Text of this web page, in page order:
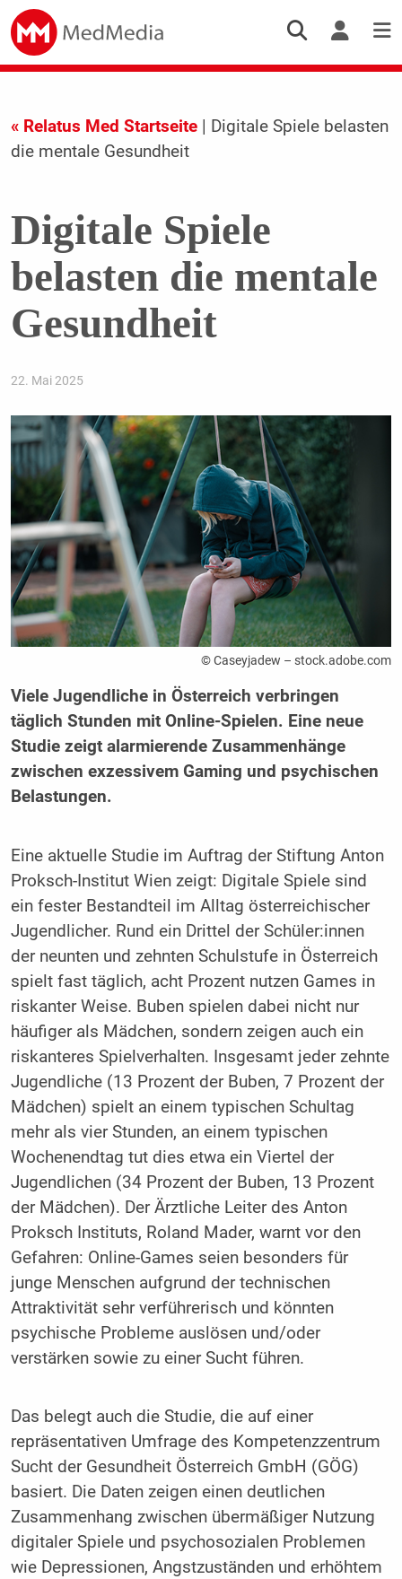
« Relatus Med Startseite| Digitale Spiele belasten
die mentale Gesundheit
Digitale Spiele
belasten die mentale
Gesundheit
22. Mai 2025
© Caseyjadew – stock.adobe.com
Viele Jugendliche in Österreich verbringen
täglich Stunden mit Online-Spielen. Eine neue
Studie zeigt alarmierende Zusammenhänge
zwischen exzessivem Gaming und psychischen
Belastungen.
Eine aktuelle Studie im Auftrag der Stiftung Anton
Proksch-Institut Wien zeigt: Digitale Spiele sind
ein fester Bestandteil im Alltag österreichischer
Jugendlicher. Rund ein Drittel der Schüler:innen
der neunten und zehnten Schulstufe in Österreich
spielt fast täglich, acht Prozent nutzen Games in
riskanter Weise. Buben spielen dabei nicht nur
häufiger als Mädchen, sondern zeigen auch ein
riskanteres Spielverhalten. Insgesamt jeder zehnte
Jugendliche (13 Prozent der Buben, 7 Prozent der
Mädchen) spielt an einem typischen Schultag
mehr als vier Stunden, an einem typischen
Wochenendtag tut dies etwa ein Viertel der
Jugendlichen (34 Prozent der Buben, 13 Prozent
der Mädchen). Der Ärztliche Leiter des Anton
Proksch Instituts, Roland Mader, warnt vor den
Gefahren: Online-Games seien besonders für
junge Menschen aufgrund der technischen
Attraktivität sehr verführerisch und könnten
psychische Probleme auslösen und/oder
verstärken sowie zu einer Sucht führen.
Das belegt auch die Studie, die auf einer
repräsentativen Umfrage des Kompetenzzentrum
Sucht der Gesundheit Österreich GmbH (GÖG)
basiert. Die Daten zeigen einen deutlichen
Zusammenhang zwischen übermäßiger Nutzung
digitaler Spiele und psychosozialen Problemen
wie Depressionen, Angstzuständen und erhöhtem